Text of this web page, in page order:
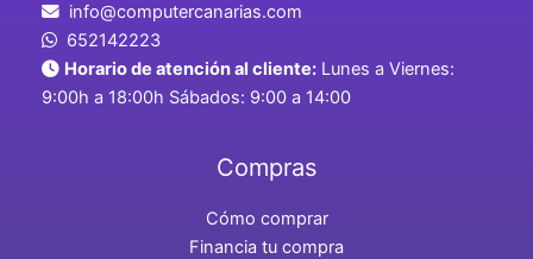
info@computercanarias.com
652142223
Horario de atención al cliente: Lunes a Viernes:
9:00h a 18:00h Sábados: 9:00 a 14:00
Compras
Cómo comprar
Financia tu compra